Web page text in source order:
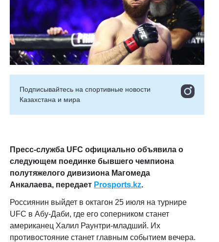
Подписывайтесь на cпортивные новости
Казахстана и мира
Пресс-служба UFC официально объявила о
следующем поединке бывшего чемпиона
полутяжелого дивизиона Магомеда
Анкалаева, передает Prosports.kz.
Россиянин выйдет в октагон 25 июля на турнире
UFC в Абу-Даби, где его соперником станет
американец Халил Раунтри-младший. Их
противостояние станет главным событием вечера.